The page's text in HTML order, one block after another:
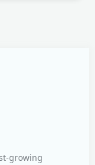
growing